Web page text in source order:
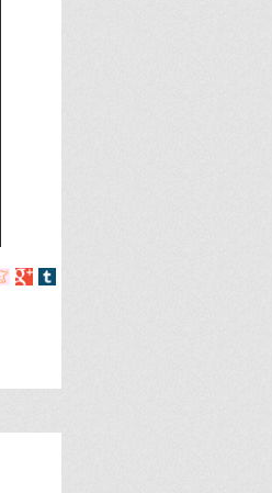
Compartir
Compartir
Compartir